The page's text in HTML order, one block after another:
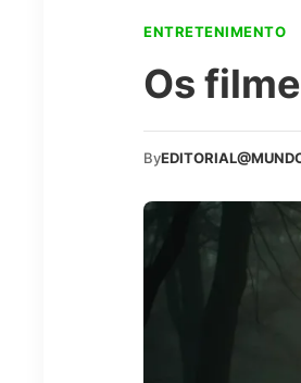
ENTRETENIMENTO
Os
By